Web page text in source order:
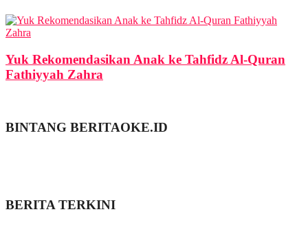
Yuk Rekomendasikan Anak ke Tahfidz Al-Quran
Fathiyyah Zahra
BINTANG BERITAOKE.ID
BERITA TERKINI